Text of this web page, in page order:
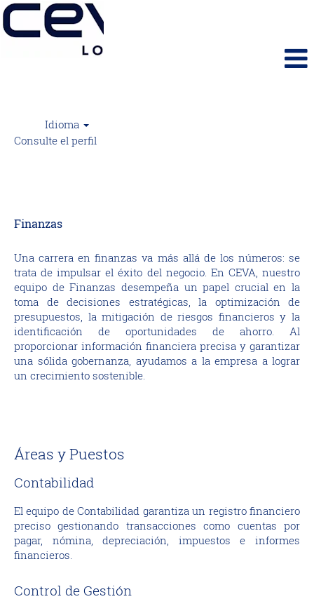
Idioma
Consulte el perfil
Finanzas
Una carrera en finanzas va más allá de los números: se
trata de impulsar el éxito del negocio. En CEVA, nuestro
equipo de Finanzas desempeña un papel crucial en la
toma de decisiones estratégicas, la optimización de
presupuestos, la mitigación de riesgos financieros y la
identificación de oportunidades de ahorro. Al
proporcionar información financiera precisa y garantizar
una sólida gobernanza, ayudamos a la empresa a lograr
un crecimiento sostenible.
Áreas y Puestos
Contabilidad
El equipo de Contabilidad garantiza un registro financiero
preciso gestionando transacciones como cuentas por
pagar, nómina, depreciación, impuestos e informes
financieros.
Control de Gestión